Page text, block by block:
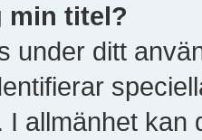
min titel?
under ditt
I allmänhet